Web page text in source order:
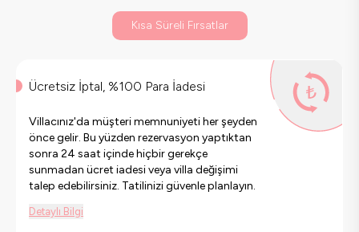
Kısa Süreli Fırsatlar
Ücretsiz İptal, %100 Para İadesi
Villacınız'da müşteri memnuniyeti her şeyden
önce gelir. Bu yüzden rezervasyon yaptıktan
sonra 24 saat içinde hiçbir gerekçe
sunmadan ücret iadesi veya villa değişimi
talep edebilirsiniz. Tatilinizi güvenle planlayın.
Detaylı Bilgi